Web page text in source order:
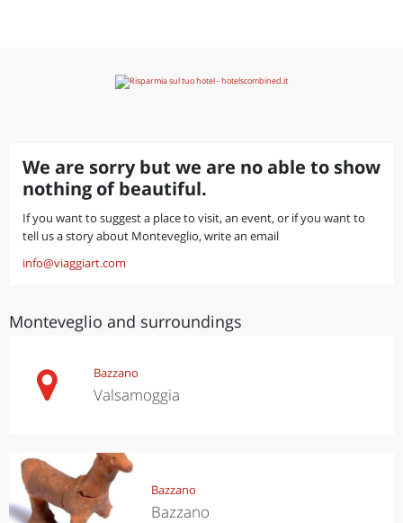
We are sorry but we are no able to show
nothing of beautiful.
If you want to suggest a place to visit, an event, or if you want to
tell us a story about Monteveglio, write an email
info@viaggiart.com
Monteveglio and surroundings
Bazzano
Valsamoggia
Bazzano
Bazzano